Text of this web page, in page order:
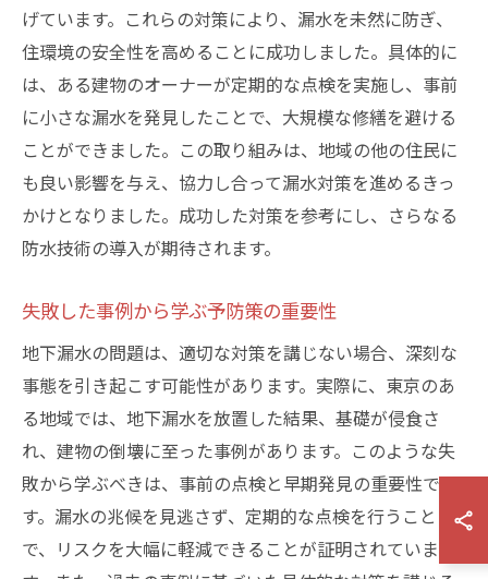
げています。これらの対策により、漏水を未然に防ぎ、
住環境の安全性を高めることに成功しました。具体的に
は、ある建物のオーナーが定期的な点検を実施し、事前
に小さな漏水を発見したことで、大規模な修繕を避ける
ことができました。この取り組みは、地域の他の住民に
も良い影響を与え、協力し合って漏水対策を進めるきっ
かけとなりました。成功した対策を参考にし、さらなる
防水技術の導入が期待されます。
失敗した事例から学ぶ予防策の重要性
地下漏水の問題は、適切な対策を講じない場合、深刻な
事態を引き起こす可能性があります。実際に、東京のあ
る地域では、地下漏水を放置した結果、基礎が侵食さ
れ、建物の倒壊に至った事例があります。このような失
敗から学ぶべきは、事前の点検と早期発見の重要性で
す。漏水の兆候を見逃さず、定期的な点検を行うこと
で、リスクを大幅に軽減できることが証明されていま